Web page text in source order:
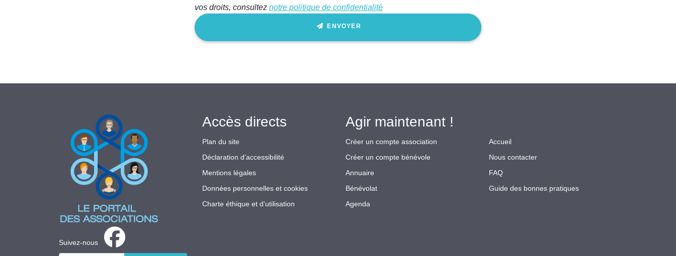
vos droits, consultez notre politique de confidentialité
ENVOYER
Suivez-nous
Accès directs
Plan du site
Déclaration d’accessibilité
Mentions légales
Données personnelles et cookies
Charte éthique et d'utilisation
Agir maintenant !
Créer un compte association
Créer un compte bénévole
Annuaire
Bénévolat
Agenda
Accueil
Nous contacter
FAQ
Guide des bonnes pratiques